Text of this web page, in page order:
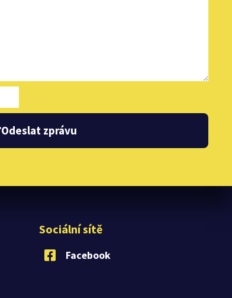
Odeslat zprávu
Sociální sítě
Facebook